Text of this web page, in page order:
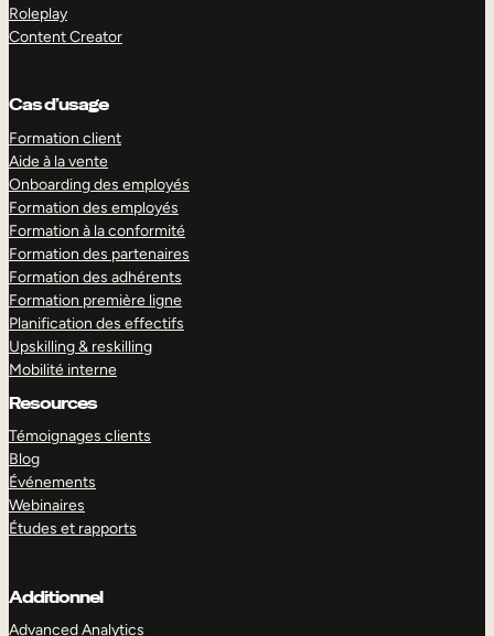
Roleplay
Content Creator
Cas d’usage
Formation client
Aide à la vente
Onboarding des employés
Formation des employés
Formation à la conformité
Formation des partenaires
Formation des adhérents
Formation première ligne
Planification des effectifs
Upskilling & reskilling
Mobilité interne
Resources
Témoignages clients
Blog
Événements
Webinaires
Études et rapports
Additionnel
Advanced Analytics